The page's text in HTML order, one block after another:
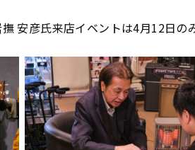
安彦氏来店イベントは4月12日の